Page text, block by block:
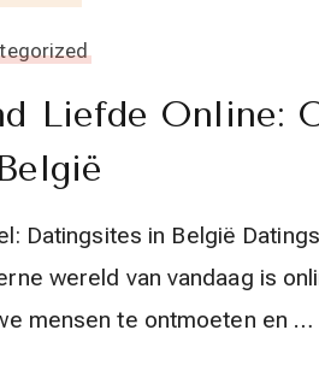
Liefde Online:
Datingsites in België
wereld van vandaag is
mensen te ontmoeten en …